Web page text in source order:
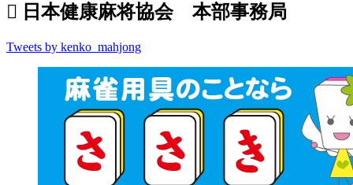
日本健康麻将協会 本部事務局
Tweets by kenko_mahjong